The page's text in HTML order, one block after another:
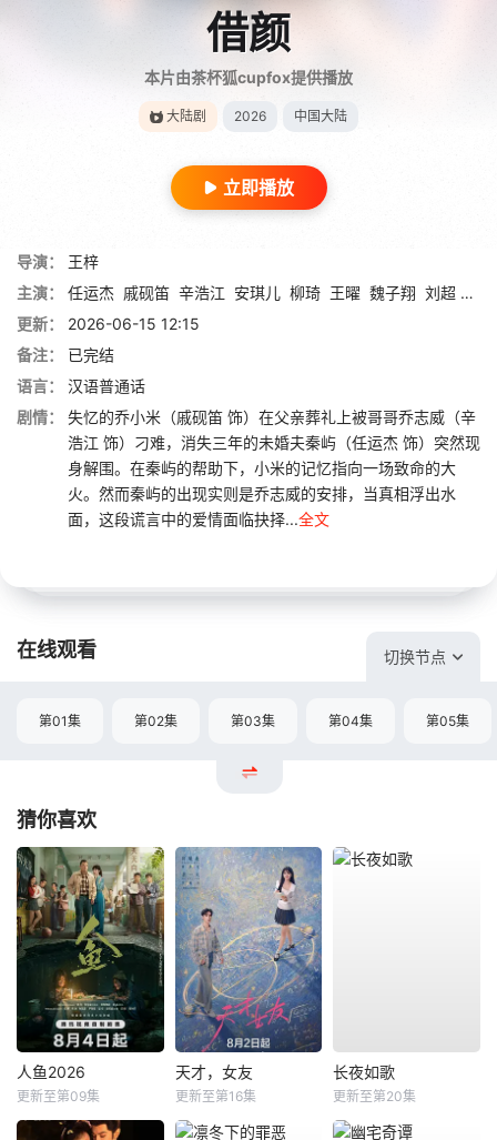
借颜
本片由茶杯狐cupfox提供播放
大陆剧 2026 中国大陆
立即播放
导演：
王梓
主演：
任运杰 戚砚笛 辛浩江 安琪儿 柳琦 王曜 魏子翔 刘超 Chao Liu
更新：
2026-06-15 12:15
备注：
已完结
语言：
汉语普通话
剧情：
失忆的乔小米（戚砚笛 饰）在父亲葬礼上被哥哥乔志威（辛
浩江 饰）刁难，消失三年的未婚夫秦屿（任运杰 饰）突然现
身解围。在秦屿的帮助下，小米的记忆指向一场致命的大
火。然而秦屿的出现实则是乔志威的安排，当真相浮出水
面，这段谎言中的爱情面临抉择...全文
在线观看 切换节点
第01集 第02集 第03集 第04集 第05集
猜你喜欢
人鱼2026
更新至第09集
天才，女友
更新至第16集
长夜如歌
更新至第20集